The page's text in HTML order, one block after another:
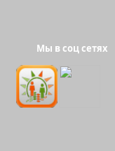
Мы в соц сетях